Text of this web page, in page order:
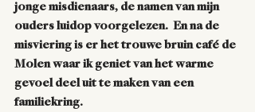
jonge misdienaars, de namen van mijn
ouders luidop voorgelezen.  En na de
misviering is er het trouwe bruin café de
Molen waar ik geniet van het warme
gevoel deel uit te maken van een
familiekring.